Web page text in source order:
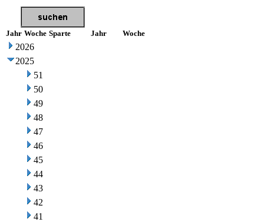
Jahr Woche Sparte Jahr Woche
2026
2025
51
50
49
48
47
46
45
44
43
42
41